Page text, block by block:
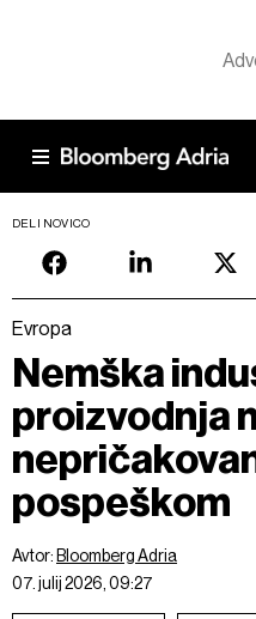
DELI NOVICO
Evropa
Nemška
proizvodnja
pospeškom
Avtor: Bloomberg Adria
07. julij 2026, 09:27